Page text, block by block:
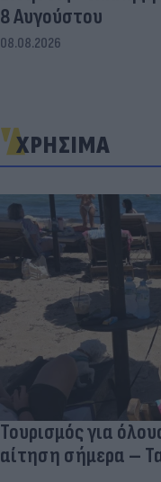
8 Αυγούστου
08.08.2026
ΧΡΗΣΙΜΑ
Τουρισμός για
αίτηση σήμερα –